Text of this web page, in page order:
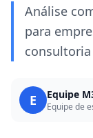
Análise
para
consultoria
E Equipe
Equipe de